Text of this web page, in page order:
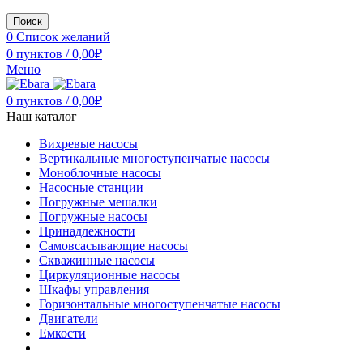
Поиск
0 Список желаний
0 пунктов / 0,00₽
Меню
0 пунктов / 0,00₽
Наш каталог
Вихревые насосы
Вертикальные многоступенчатые насосы
Моноблочные насосы
Насосные станции
Погружные мешалки
Погружные насосы
Принадлежности
Самовсасывающие насосы
Скважинные насосы
Циркуляционные насосы
Шкафы управления
Горизонтальные многоступенчатые насосы
Двигатели
Емкости